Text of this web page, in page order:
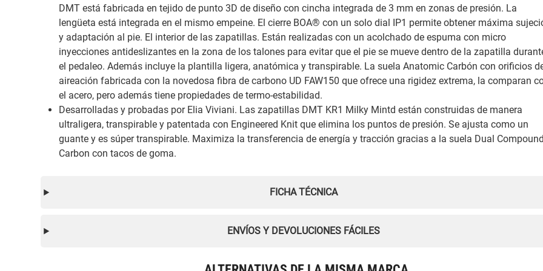
DMT está fabricada en tejido de punto 3D de diseño con cincha integrada de 3 mm en zonas de presión. La
lengüeta está integrada en el mismo empeine. El cierre BOA® con un solo dial IP1 permite obtener máxima
y adaptación al pie. El interior de las zapatillas. Están realizadas con un acolchado de espuma con micro
inyecciones antideslizantes en la zona de los talones para evitar que el pie se mueve dentro de la zapatilla
el pedaleo. Además incluye la plantilla ligera, anatómica y transpirable. La suela Anatomic Carbón con orificios
aireación fabricada con la novedosa fibra de carbono UD FAW150 que ofrece una rigidez extrema, la comparan
el acero, pero además tiene propiedades de termo-estabilidad.
Desarrolladas y probadas por Elia Viviani. Las zapatillas DMT KR1 Milky Mintd están construidas de manera
ultraligera, transpirable y patentada con Engineered Knit que elimina los puntos de presión. Se ajusta como un
guante y es súper transpirable. Maximiza la transferencia de energía y tracción gracias a la suela Dual Compound
Carbon con tacos de goma.
FICHA TÉCNICA
ENVÍOS Y DEVOLUCIONES FÁCILES